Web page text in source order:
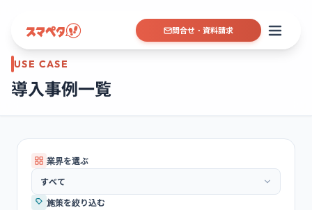
問合せ・資料請求
USE CASE
導入事例一覧
業界を選ぶ
施策を絞り込む